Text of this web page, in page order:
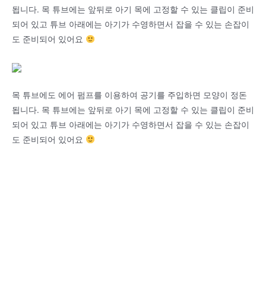
됩니다. 목 튜브에는 앞뒤로 아기 목에 고정할 수 있는 클립이 준비
되어 있고 튜브 아래에는 아기가 수영하면서 잡을 수 있는 손잡이
도 준비되어 있어요
목 튜브에도 에어 펌프를 이용하여 공기를 주입하면 모양이 정돈
됩니다. 목 튜브에는 앞뒤로 아기 목에 고정할 수 있는 클립이 준비
되어 있고 튜브 아래에는 아기가 수영하면서 잡을 수 있는 손잡이
도 준비되어 있어요